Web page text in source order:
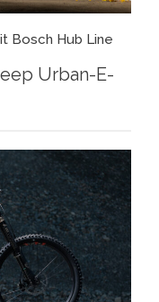
Bosch Hub Line
Urban-E-